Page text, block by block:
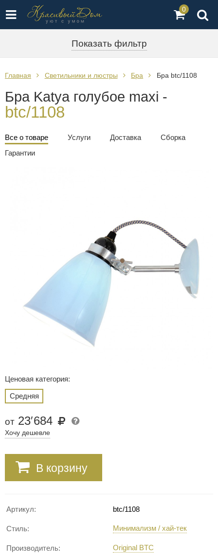
0
Показать фильтр
Главная Светильники и люстры Бра Бра btc/1108
Бра Katya голубое maxi -
btc/1108
Все о товаре Услуги Доставка
Сборка
Гарантии
Ценовая категория:
Средняя
от 23′684
Хочу дешевле
В корзину
Артикул: btc/1108
Стиль: Минимализм / хай-тек
Производитель: Original BTC